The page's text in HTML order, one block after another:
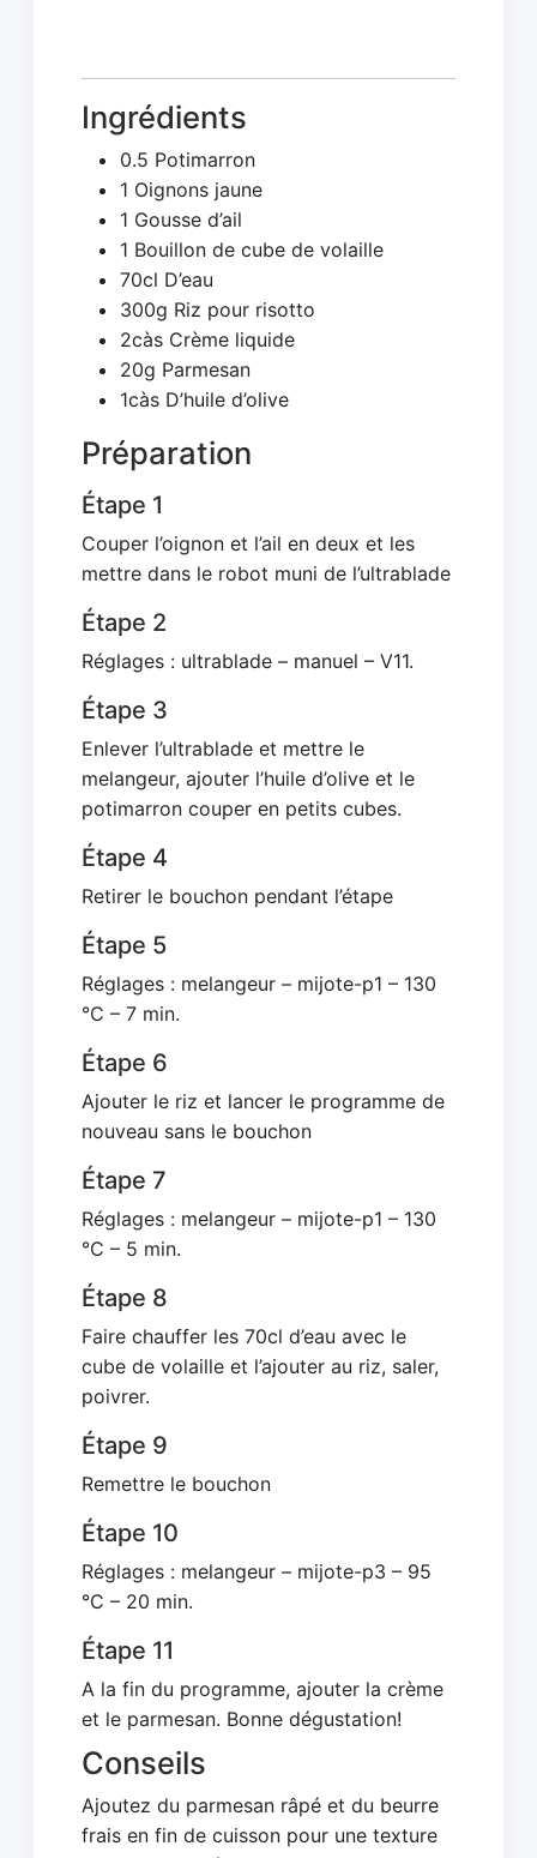
Ingrédients
0.5 Potimarron
1 Oignons jaune
1 Gousse d’ail
1 Bouillon de cube de volaille
70cl D’eau
300g Riz pour risotto
2càs Crème liquide
20g Parmesan
1càs D’huile d’olive
Préparation
Étape 1
Couper l’oignon et l’ail en deux et les
mettre dans le robot muni de l’ultrablade
Étape 2
Réglages : ultrablade – manuel – V11.
Étape 3
Enlever l’ultrablade et mettre le
melangeur, ajouter l’huile d’olive et le
potimarron couper en petits cubes.
Étape 4
Retirer le bouchon pendant l’étape
Étape 5
Réglages : melangeur – mijote-p1 – 130
°C – 7 min.
Étape 6
Ajouter le riz et lancer le programme de
nouveau sans le bouchon
Étape 7
Réglages : melangeur – mijote-p1 – 130
°C – 5 min.
Étape 8
Faire chauffer les 70cl d’eau avec le
cube de volaille et l’ajouter au riz, saler,
poivrer.
Étape 9
Remettre le bouchon
Étape 10
Réglages : melangeur – mijote-p3 – 95
°C – 20 min.
Étape 11
A la fin du programme, ajouter la crème
et le parmesan. Bonne dégustation!
Conseils
Ajoutez du parmesan râpé et du beurre
frais en fin de cuisson pour une texture